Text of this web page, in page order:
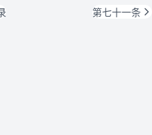
第七十一条